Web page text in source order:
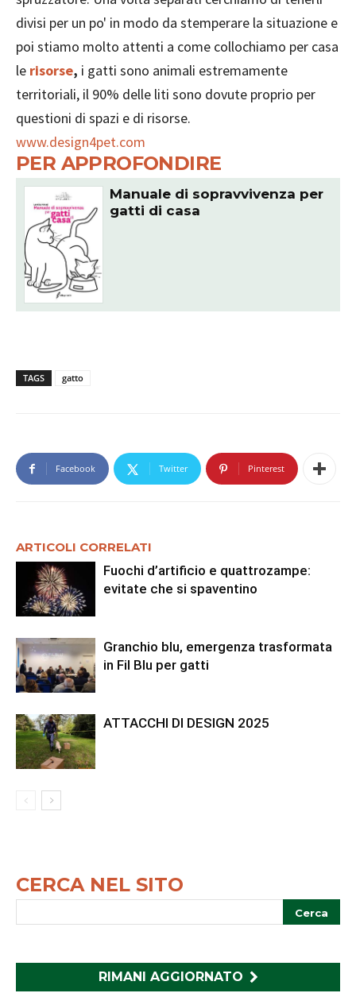
divisi per un po' in modo da stemperare la situazione e
poi stiamo molto attenti a come collochiamo per casa
le risorse, i gatti sono animali estremamente
territoriali, il 90% delle liti sono dovute proprio per
questioni di spazi e di risorse.
www.design4pet.com
PER APPROFONDIRE
Manuale di sopravvivenza per
gatti di casa
TAGS gatto
Facebook Twitter Pinterest
ARTICOLI CORRELATI
Fuochi d’artificio e quattrozampe:
evitate che si spaventino
Granchio blu, emergenza trasformata
in Fil Blu per gatti
ATTACCHI DI DESIGN 2025
CERCA NEL SITO
RIMANI AGGIORNATO